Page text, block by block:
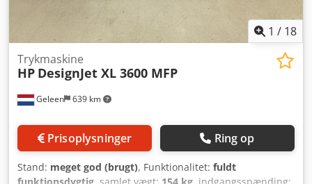
1 / 18
Geleen 639 km
Trykmaskine
HP DesignJet XL 3600 MFP
Prisoplysninger Ring op
Stand: meget god (brugt), Funktionalitet: fuldt